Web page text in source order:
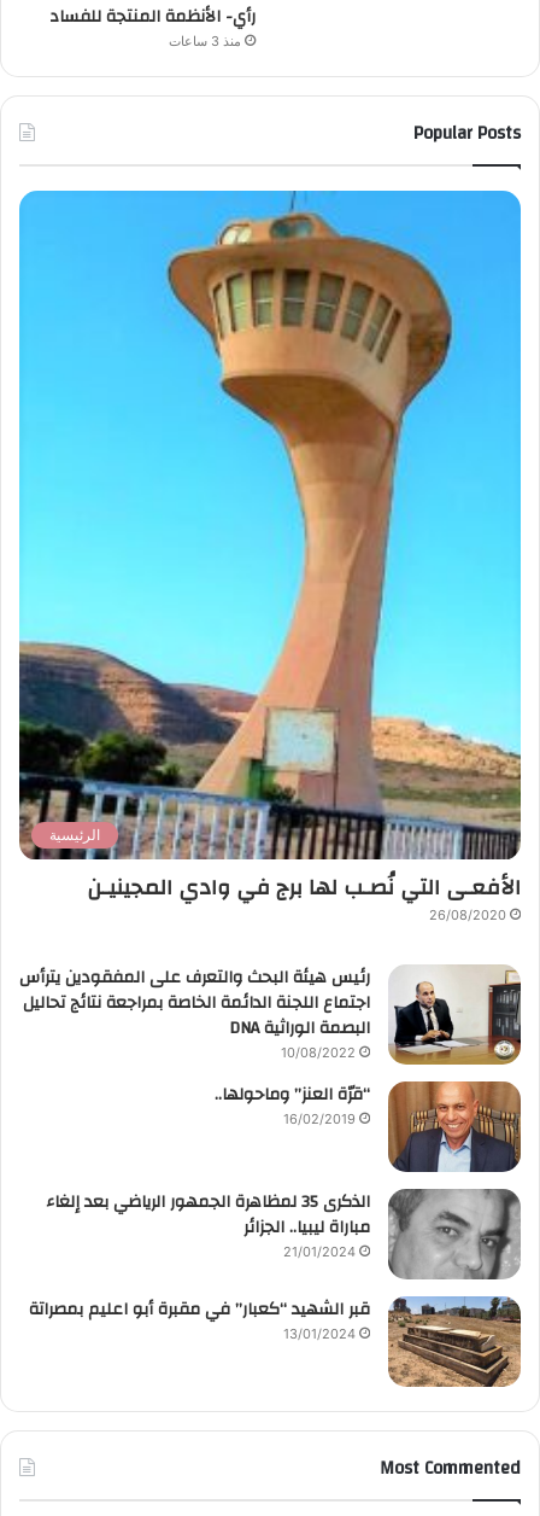
رأي- الأنظمة المنتجة للفساد
منذ 3 ساعات
Popular Posts
الرئيسية
الأفعـى التي نُصـب لها برج في وادي المجينيـن
26/08/2020
رئيس هيئة البحث والتعرف على المفقودين يترأس
اجتماع اللجنة الدائمة الخاصة بمراجعة نتائج تحاليل
البصمة الوراثية DNA
10/08/2022
“قرّة العنز” وماحولها..
16/02/2019
الذكرى 35 لمظاهرة الجمهور الرياضي بعد إلغاء
مباراة ليبيا.. الجزائر
21/01/2024
قبر الشهيد “كعبار” في مقبرة أبو اعليم بمصراتة
13/01/2024
Most Commented